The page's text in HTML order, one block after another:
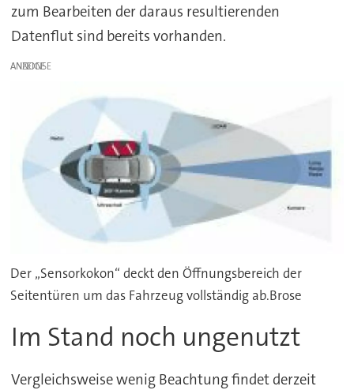
zum Bearbeiten der daraus resultierenden
Datenflut sind bereits vorhanden.
ANZEIGE
Der „Sensorkokon“ deckt den Öffnungsbereich der
Seitentüren um das Fahrzeug vollständig ab.Brose
Im Stand noch ungenutzt
Vergleichsweise wenig Beachtung findet derzeit